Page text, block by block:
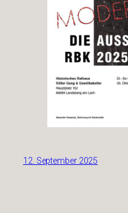
12. September 2025